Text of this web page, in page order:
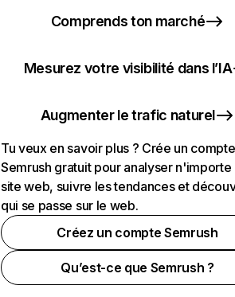
Comprends ton marché
Mesurez votre visibilité dans l’IA
Augmenter le trafic naturel
Tu veux en savoir plus ? Crée un compte
Semrush gratuit pour analyser n'importe
site web, suivre les tendances et
qui se passe sur le web.
Créez un compte Semrush
Qu’est-ce que Semrush ?